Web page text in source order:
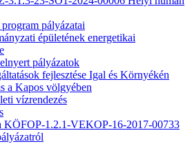
pályázatai
épületének energetikai
pályázatok
fejlesztése Igal és Környékén
a Kapos völgyében
vízrendezés
KÖFOP-1.2.1-VEKOP-16-2017-00733